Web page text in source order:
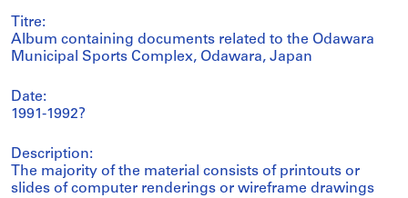
Titre:
Album containing documents related to the Odawara
Municipal Sports Complex, Odawara, Japan
Date:
1991-1992?
Description:
The majority of the material consists of printouts or
slides of computer renderings or wireframe drawings